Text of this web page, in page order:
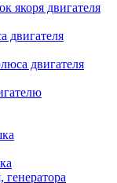
якоря двигателя
двигателя
двигателя
генератора